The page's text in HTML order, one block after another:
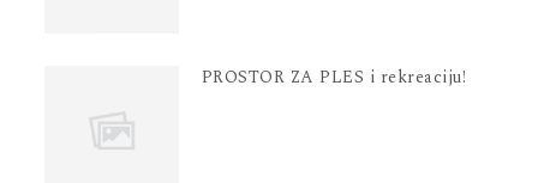
PROSTOR ZA PLES i rekreaciju!